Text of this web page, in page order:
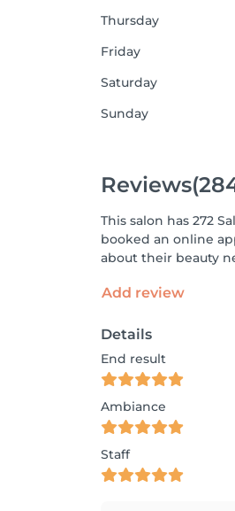
Thursday
Friday
Saturday
Sunday
Reviews
This salon has 272
booked an online
about their beauty
Add review
Details
End result
Ambiance
Staff